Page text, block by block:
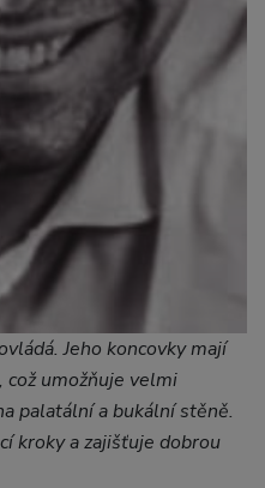
Jeho koncovky mají
umožňuje velmi
palatální a bukální stěně.
kroky a zajišťuje dobrou